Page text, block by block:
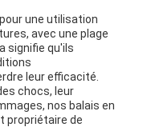
une utilisation
avec une plage
signifie qu'ils
leur efficacité.
chocs, leur
nos balais en
propriétaire de